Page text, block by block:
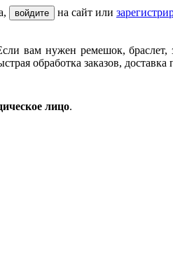
войдите на сайт или
вам нужен ремешок, браслет,
обработка заказов, доставка
лицо.